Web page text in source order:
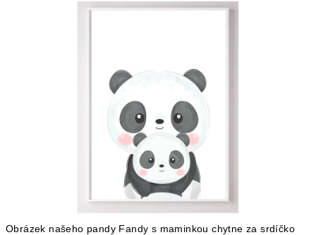
Obrázek našeho pandy Fandy s maminkou chytne za srdíčko